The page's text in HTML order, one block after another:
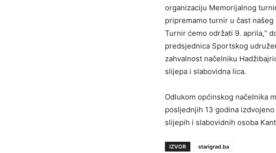
organizaciju Memorijalnog
pripremamo turnir u čast
Turnir ćemo održati 9. aprila,“
predsjednica Sportskog
zahvalnost načelniku
slijepa i slabovidna lica.
Odlukom općinskog načelnika
posljednjih 13 godina
slijepih i slabovidnih osoba
IZVOR
starigrad.ba